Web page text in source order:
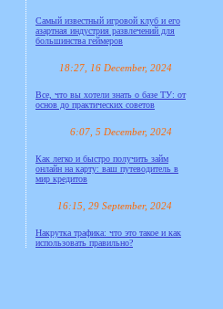
Самый известный игровой клуб и его
азартная индустрия развлечений для
большинства геймеров
18:27, 16 December, 2024
Все, что вы хотели знать о базе ТУ: от
основ до практических советов
6:07, 5 December, 2024
Как легко и быстро получить займ
онлайн на карту: ваш путеводитель в
мир кредитов
16:15, 29 September, 2024
Накрутка трафика: что это такое и как
использовать правильно?